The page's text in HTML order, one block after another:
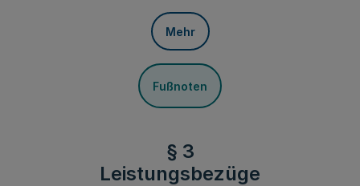
Mehr
Fußnoten
§ 3
Leistungsbezüge